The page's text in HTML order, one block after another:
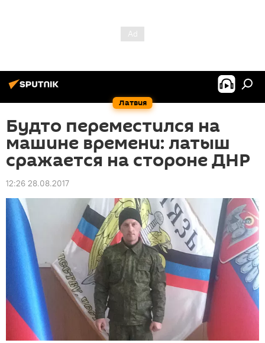
Латвия
Будто переместился на
машине времени: латыш
сражается на стороне ДНР
12:26 28.08.2017